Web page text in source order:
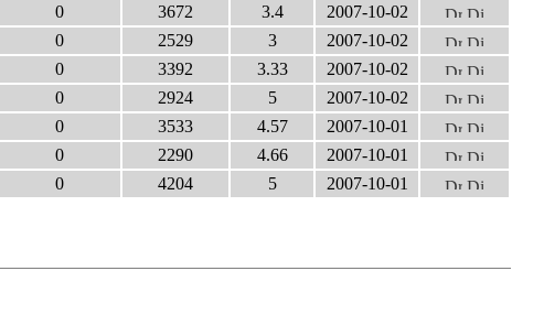
0 3672 3.4 2007-10-02
0 2529 3 2007-10-02
0 3392 3.33 2007-10-02
0 2924 5 2007-10-02
0 3533 4.57 2007-10-01
0 2290 4.66 2007-10-01
0 4204 5 2007-10-01